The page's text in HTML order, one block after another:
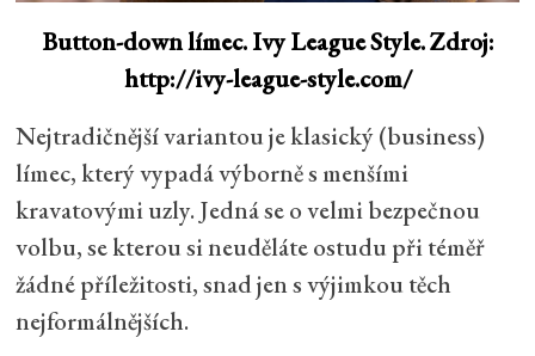
Button-down límec. Ivy League Style. Zdroj:
http://ivy-league-style.com/
Nejtradičnější variantou je klasický (business)
límec, který vypadá výborně s menšími
kravatovými uzly. Jedná se o velmi bezpečnou
volbu, se kterou si neuděláte ostudu při téměř
žádné příležitosti, snad jen s výjimkou těch
nejformálnějších.